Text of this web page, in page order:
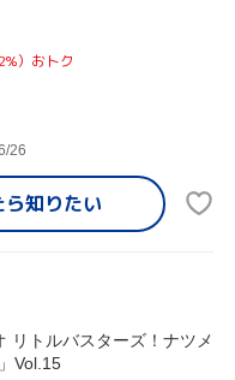
）おトク
26
ら知りたい
リトルバスターズ！ナツメ
Vol.15